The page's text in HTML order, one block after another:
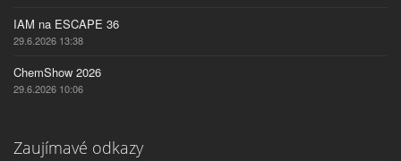
IAM na ESCAPE 36
29.6.2026 13:38
ChemShow 2026
29.6.2026 10:06
Zaujímavé odkazy